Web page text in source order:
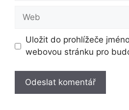
Web
Uložit do prohlížeče
webovou stránku pro